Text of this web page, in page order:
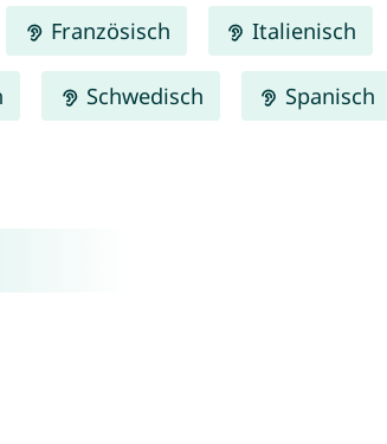
Französisch Italienisch
Schwedisch Spanisch